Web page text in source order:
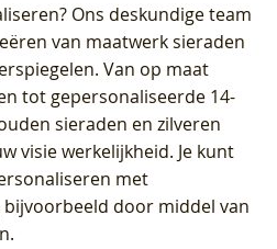
? Ons deskundige team
van maatwerk sieraden
Van op maat
tot gepersonaliseerde 14-
sieraden en zilveren
visie werkelijkheid. Je kunt
met
door middel van